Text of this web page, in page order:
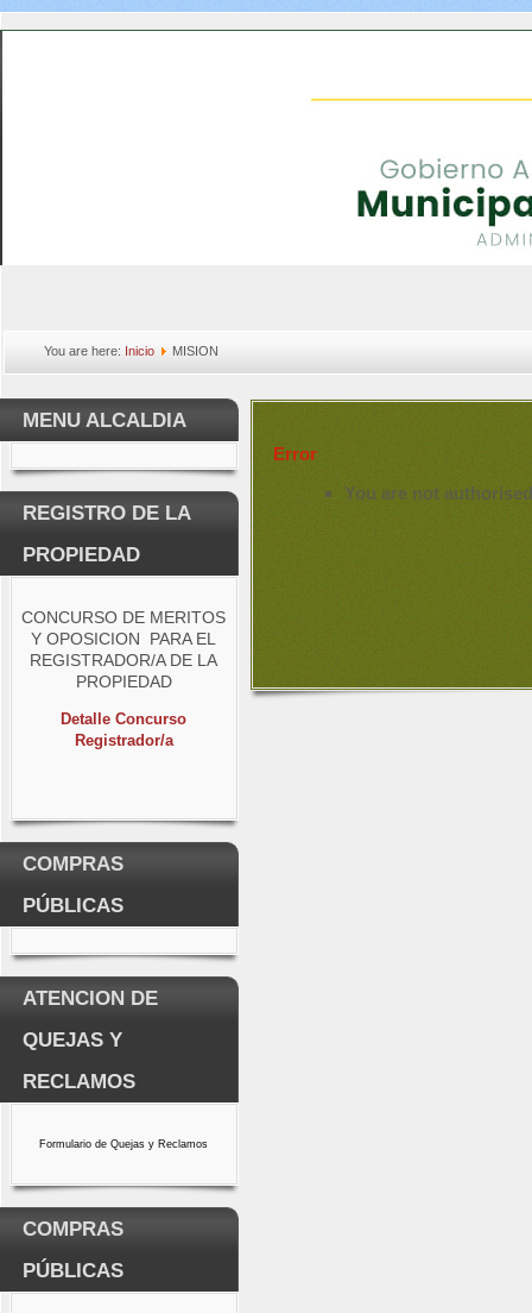
You are here: Inicio MISION
MENU ALCALDIA
REGISTRO DE LA
PROPIEDAD
CONCURSO DE MERITOS
Y OPOSICION PARA EL
REGISTRADOR/A DE LA
PROPIEDAD
Detalle Concurso
Registrador/a
COMPRAS
PÚBLICAS
ATENCION DE
QUEJAS Y
RECLAMOS
Formulario de Quejas y Reclamos
COMPRAS
PÚBLICAS
Error
You are not